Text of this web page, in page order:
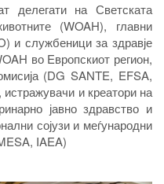
делегати на Светската
(WOAH), главни
и службеници за здравје
во Eвропскиот регион,
(DG SANTE, EFSA,
и креатори на
јавно здравство и
сојузи и меѓународни
IAEA)